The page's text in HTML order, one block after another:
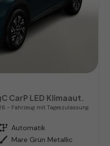
CarP LED Klimaaut.
Fahrzeug mit Tageszulassung
Getriebe Automatik
Außenfarbe Mare Grün Metallic